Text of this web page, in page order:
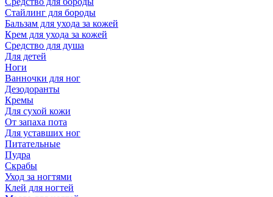
Стайлинг для бороды
Бальзам для ухода за кожей
Крем для ухода за кожей
Средство для душа
Для детей
Ноги
Ванночки для ног
Дезодоранты
Кремы
Для сухой кожи
От запаха пота
Для уставших ног
Питательные
Пудра
Скрабы
Уход за ногтями
Клей для ногтей